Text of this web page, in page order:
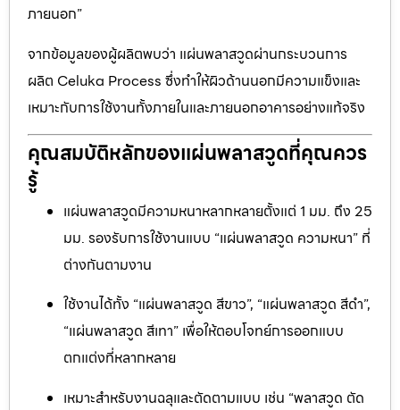
ภายนอก”
จากข้อมูลของผู้ผลิตพบว่า แผ่นพลาสวูดผ่านกระบวนการ
ผลิต Celuka Process ซึ่งทำให้ผิวด้านนอกมีความแข็งและ
เหมาะกับการใช้งานทั้งภายในและภายนอกอาคารอย่างแท้จริง
คุณสมบัติหลักของแผ่นพลาสวูดที่คุณควร
รู้
แผ่นพลาสวูดมีความหนาหลากหลายตั้งแต่ 1 มม. ถึง 25
มม. รองรับการใช้งานแบบ “แผ่นพลาสวูด ความหนา” ที่
ต่างกันตามงาน
ใช้งานได้ทั้ง “แผ่นพลาสวูด สีขาว”, “แผ่นพลาสวูด สีดำ”,
“แผ่นพลาสวูด สีเทา” เพื่อให้ตอบโจทย์การออกแบบ
ตกแต่งที่หลากหลาย
เหมาะสำหรับงานฉลุและตัดตามแบบ เช่น “พลาสวูด ตัด